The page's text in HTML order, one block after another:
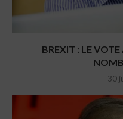
BREXIT : LE
30